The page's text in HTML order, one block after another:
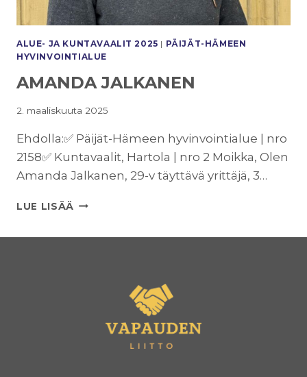
ALUE- JA KUNTAVAALIT 2025 | PÄIJÄT-HÄMEEN
HYVINVOINTIALUE
AMANDA JALKANEN
2. maaliskuuta 2025
Ehdolla:✅ Päijät-Hämeen hyvinvointialue | nro
2158✅ Kuntavaalit, Hartola | nro 2 Moikka, Olen
Amanda Jalkanen, 29-v täyttävä yrittäjä, 3…
LUE LISÄÄ AMANDA